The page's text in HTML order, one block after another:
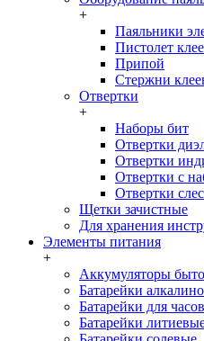
+
Паяльники
Пистолет
Припой
Стержни
Отвертки
+
Наборы бит
Отвертки
Отвертки
Отвертки с
Отвертки
Щетки зачистные
Для хранения
Элементы питания
+
Аккумуляторы
Батарейки
Батарейки для часов
Батарейки